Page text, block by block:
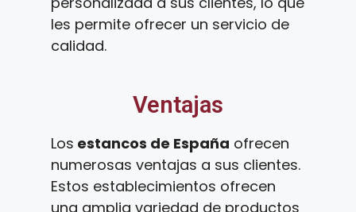
les permite ofrecer un servicio de
calidad.
Ventajas
Los estancos de España ofrecen
numerosas ventajas a sus clientes.
Estos establecimientos ofrecen
una amplia variedad de productos